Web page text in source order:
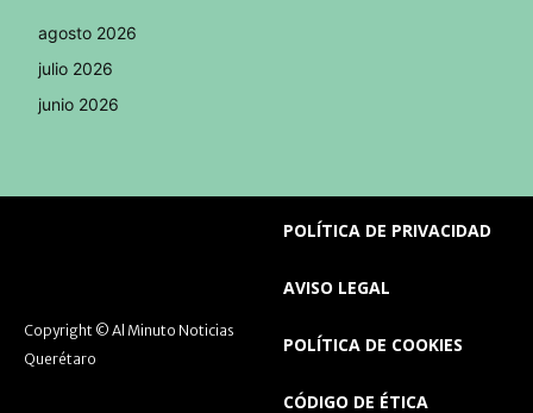
agosto 2026
julio 2026
junio 2026
Copyright © Al Minuto Noticias
Querétaro
POLÍTICA DE PRIVACIDAD
AVISO LEGAL
POLÍTICA DE COOKIES
CÓDIGO DE ÉTICA